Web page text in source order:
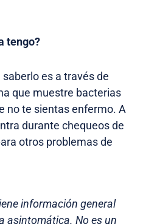
tengo?
es a través de
que muestre bacterias
no te sientas enfermo. A
durante chequeos de
otros problemas de
información general
asintomática. No es un